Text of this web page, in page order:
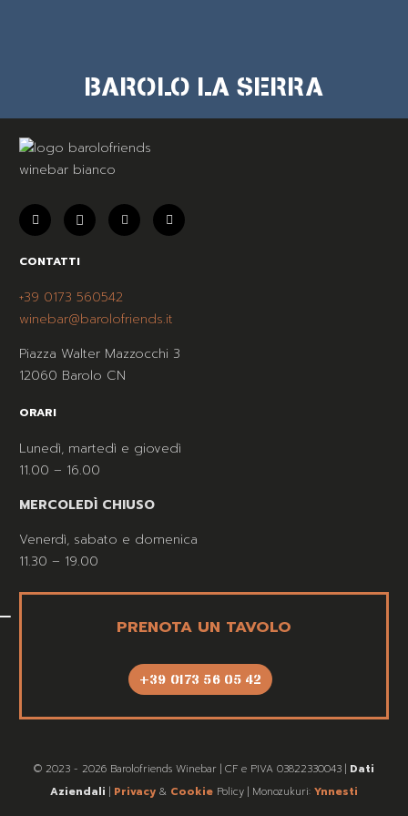
BAROLO LA SERRA
CONTATTI
+39 0173 560542
winebar@barolofriends.it
Piazza Walter Mazzocchi 3
12060 Barolo CN
ORARI
Lunedì, martedì e giovedì
11.00 – 16.00
MERCOLEDÌ CHIUSO
Venerdì, sabato e domenica
11.30 – 19.00
PRENOTA UN TAVOLO
+39 0173 56 05 42
© 2023 - 2026 Barolofriends Winebar | CF e PIVA 03822330043 | Dati
Aziendali | Privacy & Cookie Policy | Monozukuri: Ynnesti